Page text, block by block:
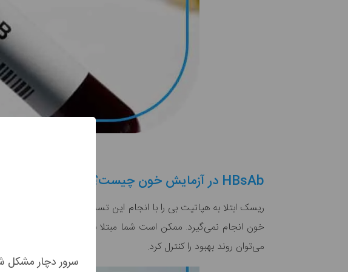
HBsAb در آزمایش خون چیست؟
ریسک ابتلا به هپاتیت بی را با انجام این تست می‌سنجند. در ضمن
خون انجام نمی‌گیرد. ممکن است شما مبتلا به
می‌توان روند بهبود را کنترل کرد.
سرور دچار مشکل